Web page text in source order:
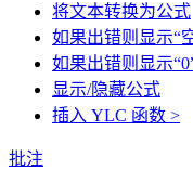
将文本转换为公式
如果出错则显示“
如果出错则显示
显示/隐藏公式
插入 YLC 函数 >
批注